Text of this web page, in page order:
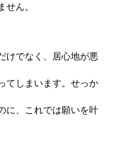
ん。
けでなく、居心地が悪
てしまいます。せっか
に、これでは願いを叶